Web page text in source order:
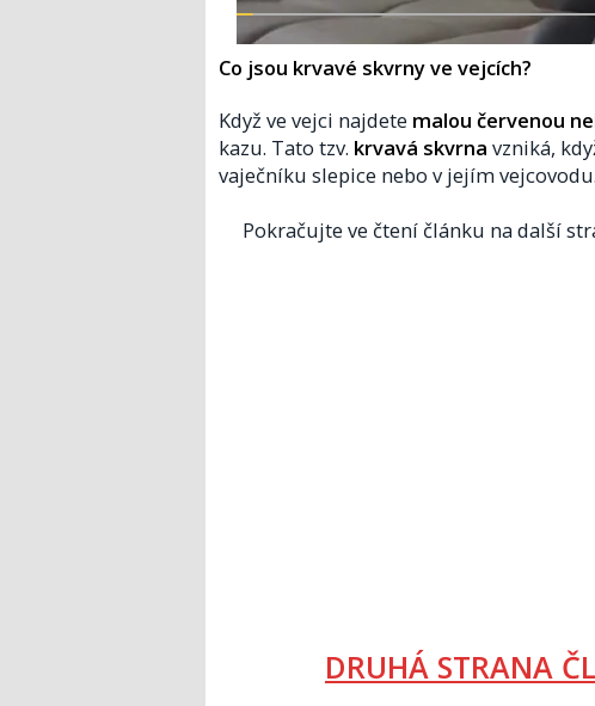
Co jsou krvavé skvrny ve vejcích?
Když ve vejci najdete malou červenou
kazu. Tato tzv. krvavá skvrna vzniká,
vaječníku slepice nebo v jejím vejcovodu.
Pokračujte ve čtení článku na další
DRUHÁ STRANA